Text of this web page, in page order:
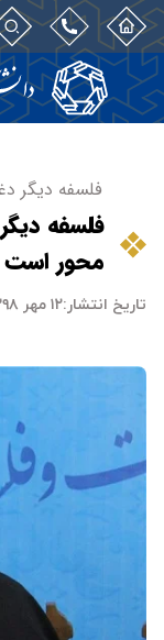
فلسفه دیگر
فلسفه
محور است
تاریخ انتشار:۱۲ مهر ۱۳۹۸